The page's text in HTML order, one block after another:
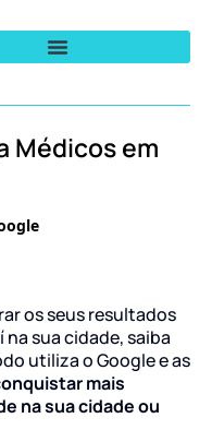
Médicos em
os seus resultados
na sua cidade, saiba
utiliza o Google e as
mais
na sua cidade ou